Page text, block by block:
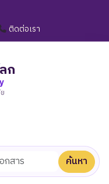
ติดต่อเรา
ก
ค้นหา